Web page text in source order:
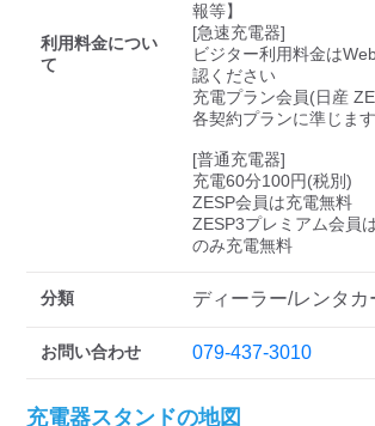
利用料金につい
て
報等】
[急速充電器]
ビジター利用料金は
認ください
充電プラン会員(日産
各契約プランに準じます
[普通充電器]
充電60分100円(税別)
ZESP会員は充電無料
ZESP3プレミアム会員
のみ充電無料
分類 ディーラー/レンタカ
お問い合わせ 079-437-3010
充電器スタンドの地図